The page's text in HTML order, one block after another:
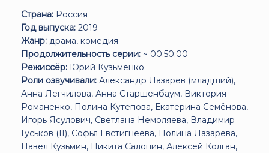
Страна: Россия
Год выпуска: 2019
Жанр: драма, комедия
Продолжительность серии: ~ 00:50:00
Режиссёр: Юрий Кузьменко
Роли озвучивали: Александр Лазарев (младший),
Анна Легчилова, Анна Старшенбаум, Виктория
Романенко, Полина Кутепова, Екатерина Семёнова,
Игорь Ясулович, Светлана Немоляева, Владимир
Гуськов (II), Софья Евстигнеева, Полина Лазарева,
Павел Кузьмин, Никита Салопин, Алексей Колган,